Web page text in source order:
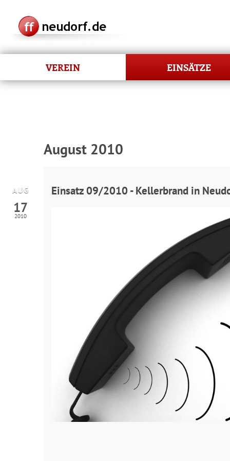
VEREIN EINSÄTZE
August 2010
2010
17
AUG Einsatz 09/2010 - Kellerbrand in